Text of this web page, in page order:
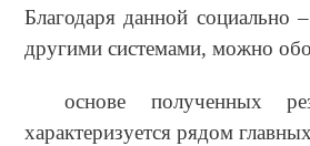
Благодаря данной социально
другими системами, можно
основе полученных
характеризуется рядом